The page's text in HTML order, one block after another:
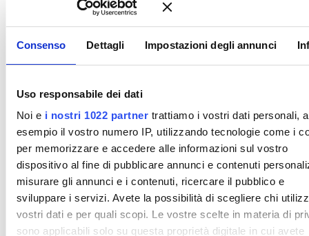
Consenso Dettagli Impostazioni degli annunci
Uso responsabile dei dati
Noi e i nostri 1022 partnertrattiamo i vostri dati personali,
esempio il vostro numero IP, utilizzando tecnologie come i
per memorizzare e accedere alle informazioni sul vostro
dispositivo al fine di pubblicare annunci e contenuti
misurare gli annunci e i contenuti, ricercare il pubblico e
sviluppare i servizi. Avete la possibilità di scegliere chi
vostri dati e per quali scopi. Le vostre scelte in materia di
sono applicabili solo su questa proprietà digitale in cui avete